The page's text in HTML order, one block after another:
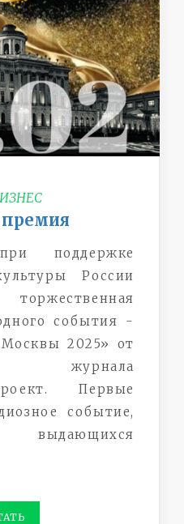
премия
поддержке
России
события -
2025» от
журнала
Первые
событие,
выдающихся